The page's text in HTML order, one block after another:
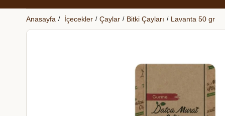
Bayram Hediye
kutusu
Yaz
Süt
Unlar Yağlar
Datça Bademi
Şarküteri Ürünleri
Banyo
Anasayfa İçecekler Çaylar Bitki Çayları Lavanta 50 gr